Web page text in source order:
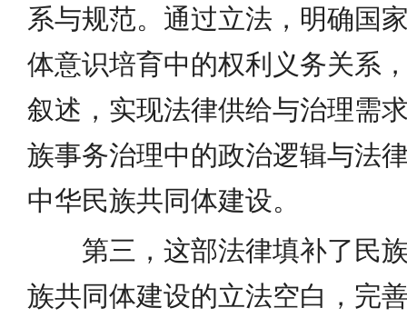
系与规范。通过立法，明确国
体意识培育中的权利义务关系
叙述，实现法律供给与治理需
族事务治理中的政治逻辑与法
中华民族共同体建设。
第三，这部法律填补了民
族共同体建设的立法空白，完